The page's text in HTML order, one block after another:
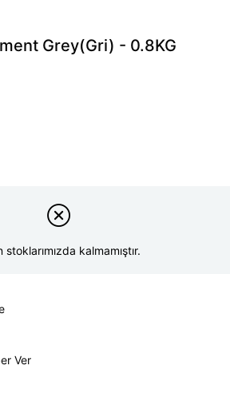
Grey(Gri) - 0.8KG
stoklarımızda kalmamıştır.
Ver